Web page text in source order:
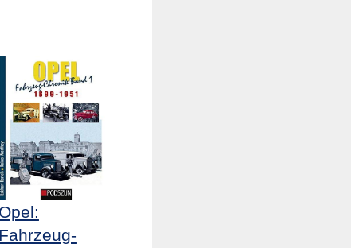
Opel:
Fahrzeug-